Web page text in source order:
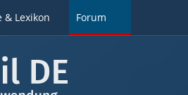
& Lexikon Forum